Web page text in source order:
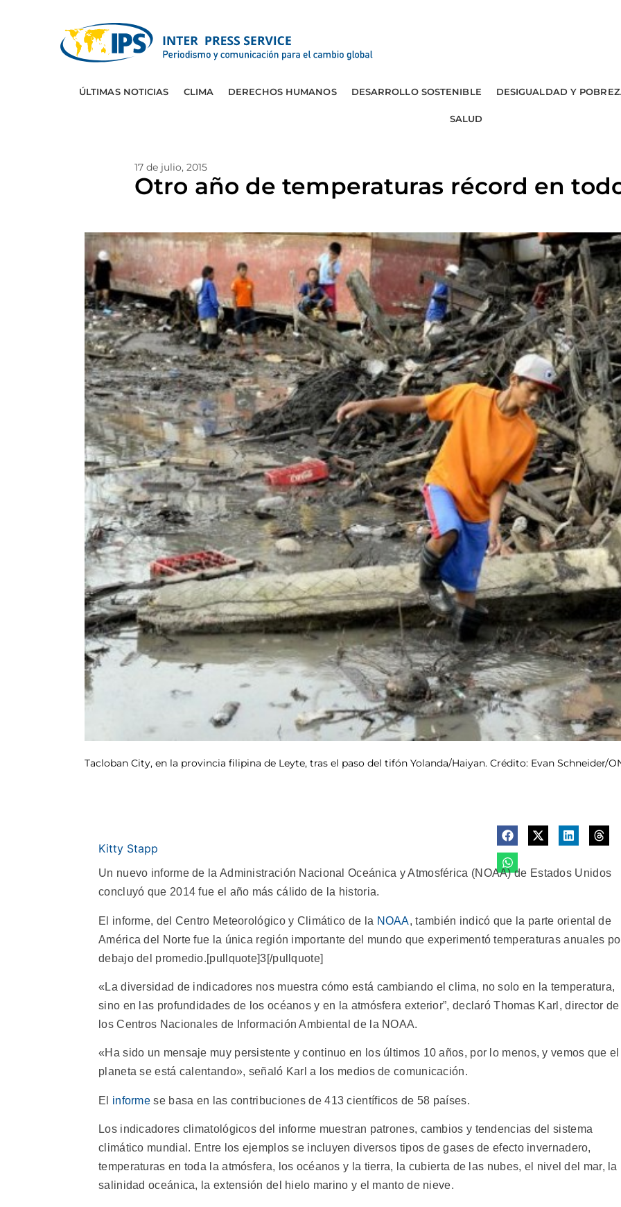
ÚLTIMAS NOTICIAS CLIMA DERECHOS HUMANOS DESARROLLO SOSTENIBLE DESIGUALDAD Y
SALUD
17 de julio, 2015
Otro año de temperaturas récord en
Tacloban City, en la provincia filipina de Leyte, tras el paso del tifón Yolanda/Haiyan. Crédito: Evan Schneider/
Kitty Stapp
Un nuevo informe de la Administración Nacional Oceánica y Atmosférica (NOAA) de Estados Unidos
concluyó que 2014 fue el año más cálido de la historia.
El informe, del Centro Meteorológico y Climático de la NOAA, también indicó que la parte oriental de
América del Norte fue la única región importante del mundo que experimentó temperaturas anuales
debajo del promedio.[pullquote]3[/pullquote]
«La diversidad de indicadores nos muestra cómo está cambiando el clima, no solo en la temperatura,
sino en las profundidades de los océanos y en la atmósfera exterior”, declaró Thomas Karl, director de
los Centros Nacionales de Información Ambiental de la NOAA.
«Ha sido un mensaje muy persistente y continuo en los últimos 10 años, por lo menos, y vemos que el
planeta se está calentando», señaló Karl a los medios de comunicación.
El informe se basa en las contribuciones de 413 científicos de 58 países.
Los indicadores climatológicos del informe muestran patrones, cambios y tendencias del sistema
climático mundial. Entre los ejemplos se incluyen diversos tipos de gases de efecto invernadero,
temperaturas en toda la atmósfera, los océanos y la tierra, la cubierta de las nubes, el nivel del mar, la
salinidad oceánica, la extensión del hielo marino y el manto de nieve.